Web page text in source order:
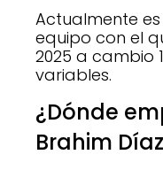
Actualmente
equipo con el
2025 a cambio
variables.
¿Dónde
Brahim